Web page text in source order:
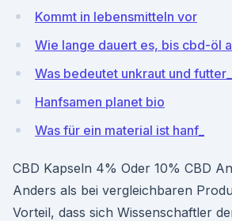
Kommt in lebensmitteln vor
Wie lange dauert es, bis cbd-öl
Was bedeutet unkraut und futter_
Hanfsamen planet bio
Was für ein material ist hanf_
CBD Kapseln 4% Oder 10% CBD
Anders als bei vergleichbaren
Vorteil, dass sich Wissenschaftler